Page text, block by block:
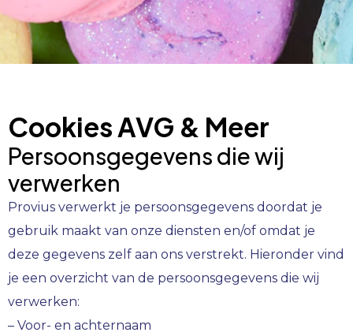
Cookies AVG & Meer
Persoonsgegevens die wij
verwerken
Provius verwerkt je persoonsgegevens doordat je
gebruik maakt van onze diensten en/of omdat je
deze gegevens zelf aan ons verstrekt. Hieronder vind
je een overzicht van de persoonsgegevens die wij
verwerken:
– Voor- en achternaam